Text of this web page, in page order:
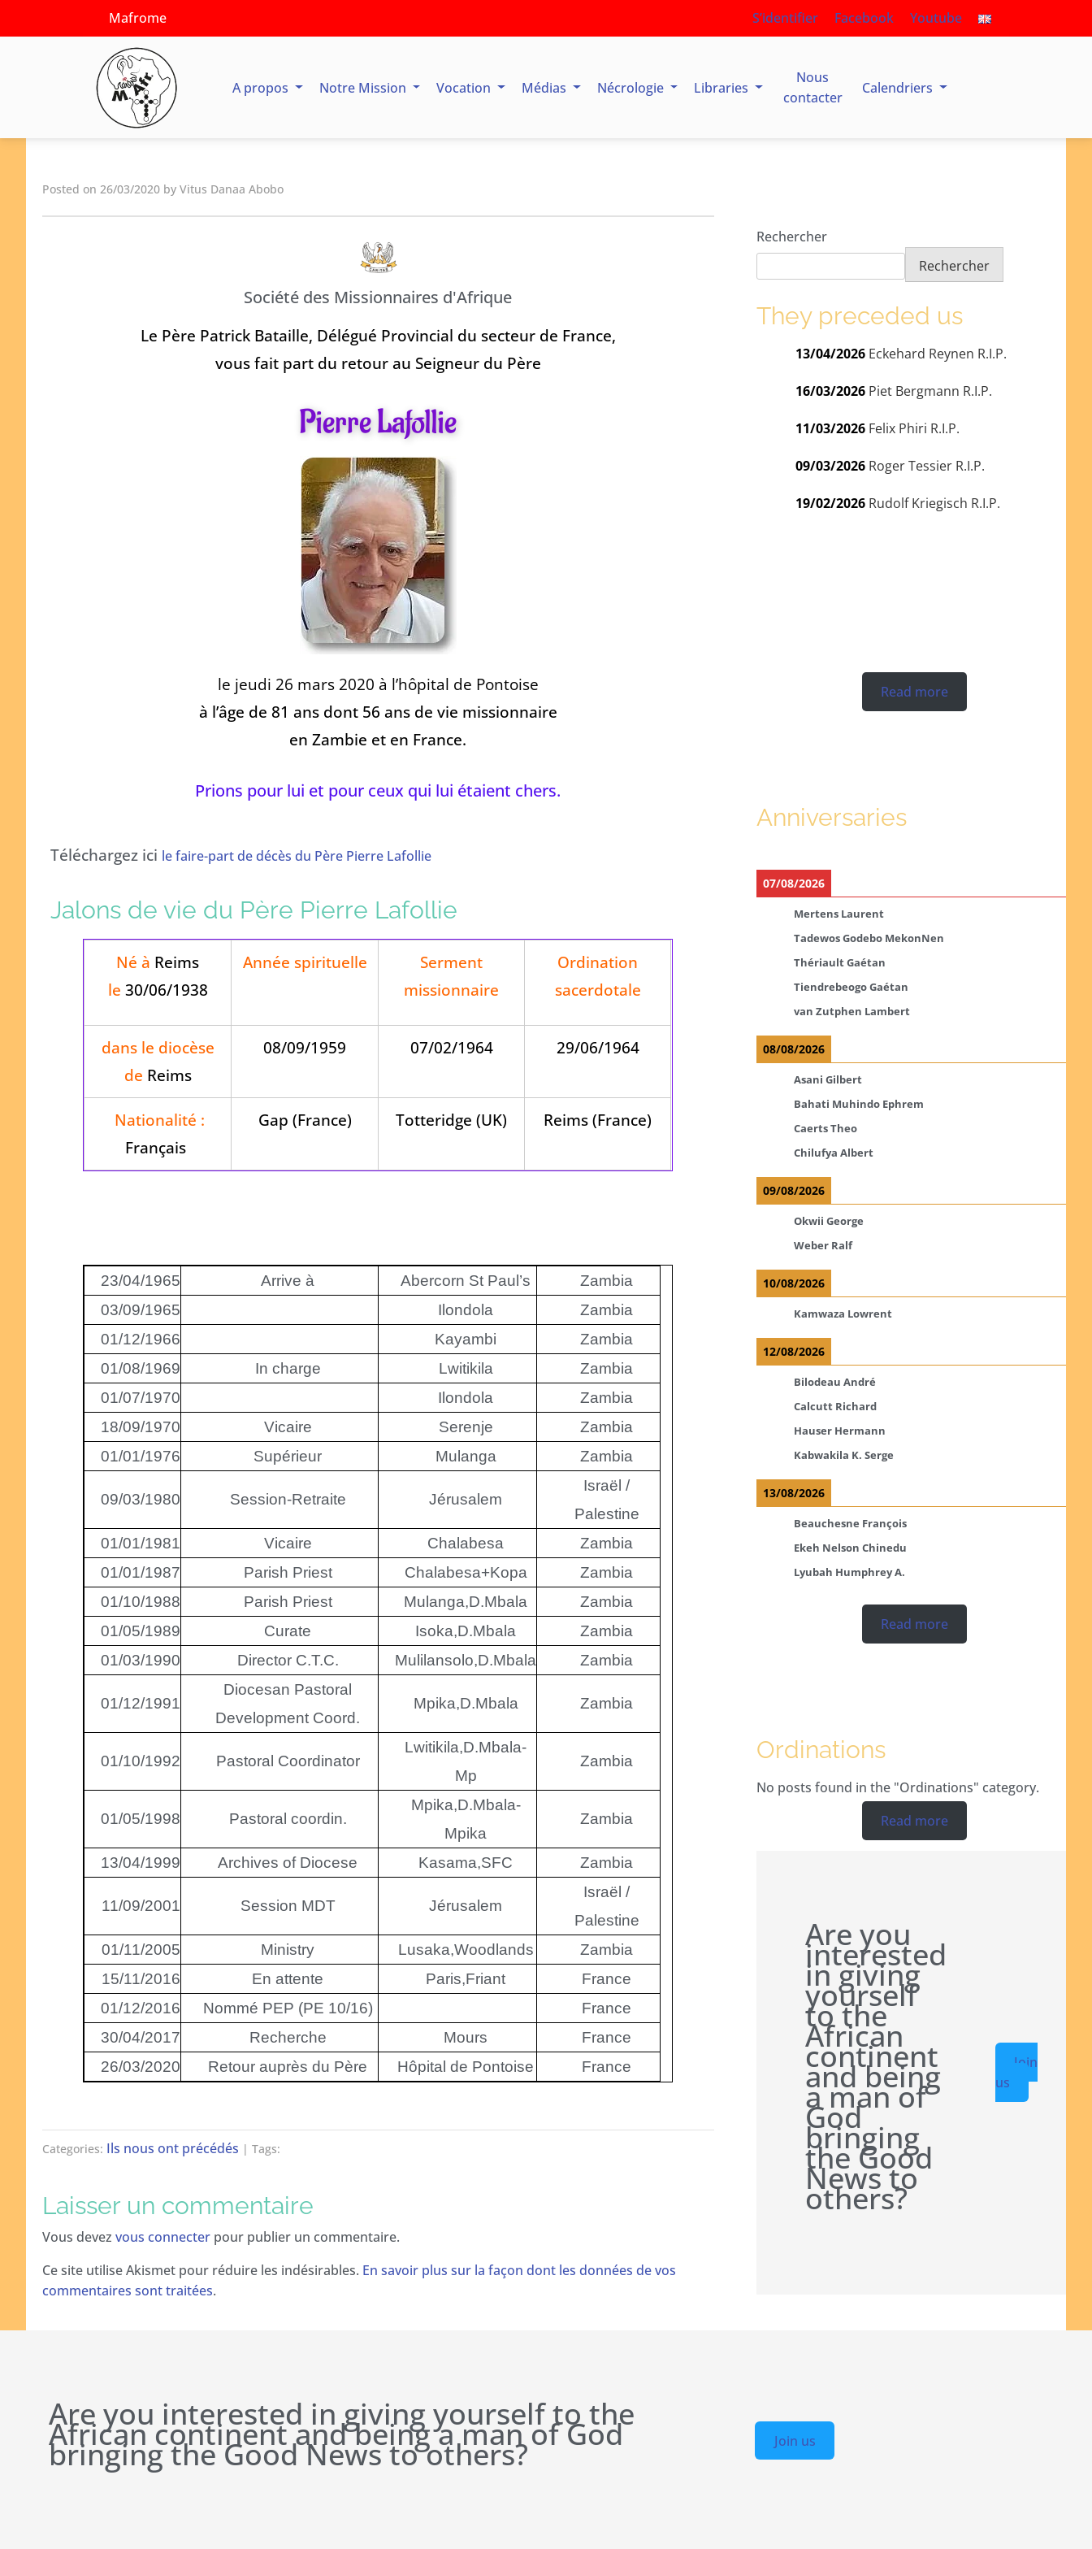
Mafrome S’identifier Facebook Youtube
A propos Notre Mission Vocation Médias Nécrologie Libraries
Nous
contacter
Calendriers
Posted on 26/03/2020 by Vitus Danaa Abobo
Société des Missionnaires d'Afrique
Le Père Patrick Bataille, Délégué Provincial du secteur de France,
vous fait part du retour au Seigneur du Père
Pierre Lafollie
le jeudi 26 mars 2020 à l’hôpital de Pontoise
à l’âge de 81 ans dont 56 ans de vie missionnaire
en Zambie et en France.
Prions pour lui et pour ceux qui lui étaient chers.
Téléchargez ici le faire-part de décès du Père Pierre Lafollie
Jalons de vie du Père Pierre Lafollie
Né à Reims
le 30/06/1938
Année spirituelle
Serment
missionnaire
Ordination
sacerdotale
dans le diocèse
de Reims
08/09/1959 07/02/1964 29/06/1964
Nationalité :
Français
Gap (France) Totteridge (UK) Reims (France)
23/04/1965 Arrive à Abercorn St Paul’s
Zambia
03/09/1965
Ilondola
Zambia
01/12/1966
Kayambi
Zambia
01/08/1969
In charge Lwitikila
Zambia
01/07/1970
Ilondola
Zambia
18/09/1970
Vicaire Serenje
Zambia
01/01/1976
Supérieur Mulanga Zambia
09/03/1980 Session-Retraite Jérusalem
Israël /
Palestine
01/01/1981
Vicaire Chalabesa
Zambia
01/01/1987
Parish Priest Chalabesa+Kopa
Zambia
01/10/1988
Parish Priest Mulanga,D.Mbala
Zambia
01/05/1989
Curate Isoka,D.Mbala
Zambia
01/03/1990
Director C.T.C. Mulilansolo,D.Mbala Zambia
01/12/1991
Diocesan Pastoral
Development Coord.
Mpika,D.Mbala Zambia
01/10/1992 Pastoral Coordinator
Lwitikila,D.Mbala-
Mp
Zambia
01/05/1998 Pastoral coordin.
Mpika,D.Mbala-
Mpika
Zambia
13/04/1999 Archives of Diocese Kasama,SFC Zambia
11/09/2001 Session MDT Jérusalem
Israël /
Palestine
01/11/2005
Ministry Lusaka,Woodlands
Zambia
15/11/2016
En attente Paris,Friant
France
01/12/2016
Nommé PEP (PE 10/16)
France
30/04/2017
Recherche Mours
France
26/03/2020
Retour auprès du Père Hôpital de Pontoise France
Categories: Ils nous ont précédés | Tags:
Laisser un commentaire
Vous devez vous connecter pour publier un commentaire.
Ce site utilise Akismet pour réduire les indésirables. En savoir plus sur la façon dont les données de vos
commentaires sont traitées.
Rechercher
Rechercher
They preceded us
13/04/2026 Eckehard Reynen R.I.P.
16/03/2026 Piet Bergmann R.I.P.
11/03/2026 Felix Phiri R.I.P.
09/03/2026 Roger Tessier R.I.P.
19/02/2026 Rudolf Kriegisch R.I.P.
Read more
Anniversaries
07/08/2026
Mertens Laurent
Tadewos Godebo MekonNen
Thériault Gaétan
Tiendrebeogo Gaétan
van Zutphen Lambert
08/08/2026
Asani Gilbert
Bahati Muhindo Ephrem
Caerts Theo
Chilufya Albert
09/08/2026
Okwii George
Weber Ralf
10/08/2026
Kamwaza Lowrent
12/08/2026
Bilodeau André
Calcutt Richard
Hauser Hermann
Kabwakila K. Serge
13/08/2026
Beauchesne François
Ekeh Nelson Chinedu
Lyubah Humphrey A.
Read more
Ordinations
No posts found in the "Ordinations" category.
Read more
Are you
interested
in giving
yourself
to the
African
continent
and being
a man of
God
bringing
the Good
News to
others?
Join
us
Are you interested in giving yourself to the
African continent and being a man of God
bringing the Good News to others? Join us